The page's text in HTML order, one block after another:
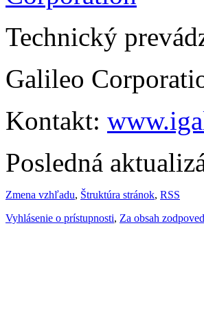
Technický
Galileo
Kontakt:
Posledná
Zmena vzhľadu, Štruktúra stránok, RSS
Vyhlásenie o prístupnosti, Za obsah